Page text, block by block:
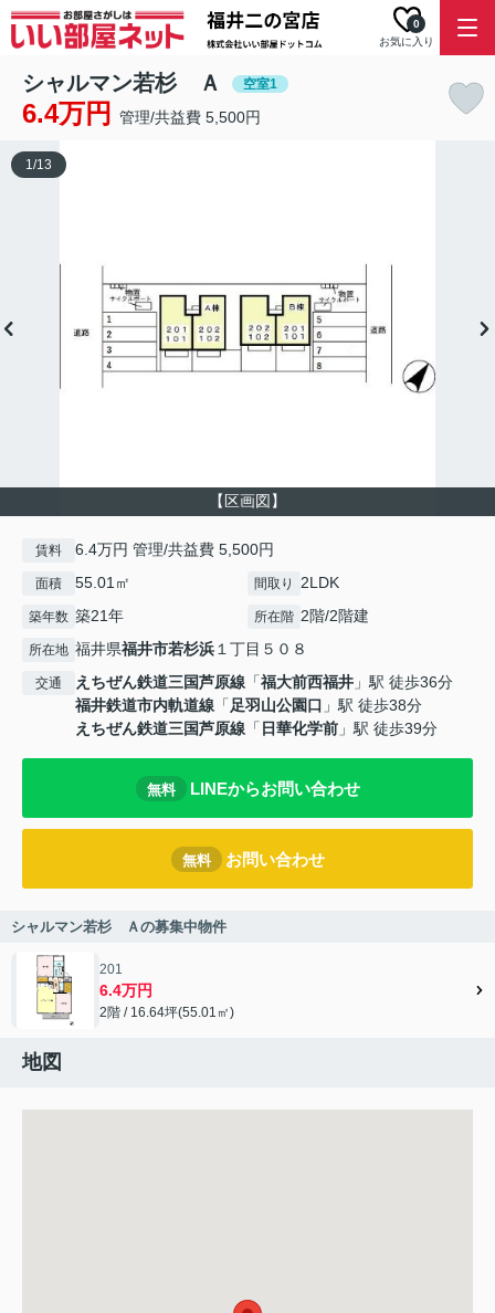
お気に入り
0
シャルマン若杉 Ａ 空室1
6.4万円 管理/共益費 5,500円
【区画図】
1/13
賃料 6.4万円 管理/共益費 5,500円
面積 55.01㎡ 間取り 2LDK
築年数 築21年 所在階 2階/2階建
所在地 福井県福井市若杉浜１丁目５０８
交通 えちぜん鉄道三国芦原線 「福大前西福井 」駅 徒歩36分
福井鉄道市内軌道線 「足羽山公園口 」駅 徒歩38分
えちぜん鉄道三国芦原線 「 日華化学前 」駅 徒歩39分
無料 LINEからお問い合わせ
無料 お問い合わせ
シャルマン若杉 Ａの募集中物件
201
6.4万円
2階 / 16.64坪(55.01㎡)
地図